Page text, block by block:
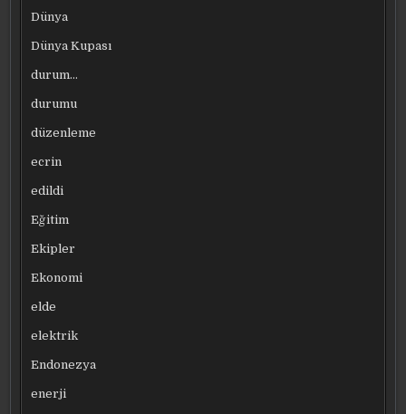
Dünya
Dünya Kupası
durum…
durumu
düzenleme
ecrin
edildi
Eğitim
Ekipler
Ekonomi
elde
elektrik
Endonezya
enerji